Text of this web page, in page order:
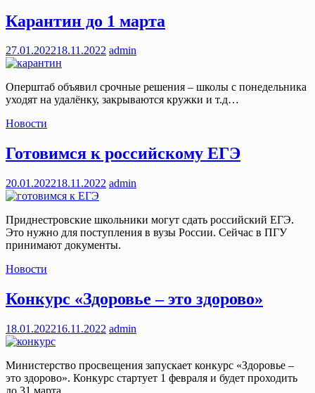
Карантин до 1 марта
27.01.202218.11.2022 admin
Оперштаб объявил срочные решения – школы с понедельника
уходят на удалёнку, закрываются кружки и т.д…
Новости
Готовимся к российскому ЕГЭ
20.01.202218.11.2022 admin
Приднестровские школьники могут сдать российский ЕГЭ.
Это нужно для поступления в вузы России. Сейчас в ПГУ
принимают документы.
Новости
Конкурс «Здоровье – это здорово»
18.01.202216.11.2022 admin
Министерство просвещения запускает конкурс «Здоровье –
это здорово». Конкурс стартует 1 февраля и будет проходить
до 31 марта.